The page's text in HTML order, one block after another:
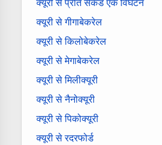
क्यूरी से गीगाबेकरेल
क्यूरी से किलोबेकरेल
क्यूरी से मेगाबेकरेल
क्यूरी से मिलीक्यूरी
क्यूरी से नैनोक्यूरी
क्यूरी से पिकोक्यूरी
क्यूरी से रदरफोर्ड